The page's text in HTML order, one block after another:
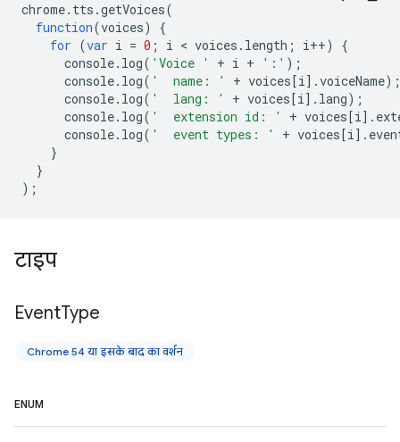
chrome. tts .getVoices(
function(voices)
{
for (var i = 0 ; i < voices . length ; i++)
{
console. log( 'Voice ' + i + ':' );
console. log( '  name: ' + voices[i].voiceName);
console. log( '  lang: ' + voices[i]. lang);
console. log( '  extension id: ' + voices[i].
console. log( '  event types: ' + voices[i].
}
}
);
टाइप
EventType
Chrome 54 या इसके बाद का वर्शन
ENUM